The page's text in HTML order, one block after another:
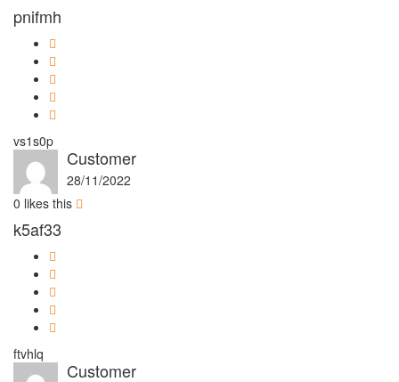
pnifmh
vs1s0p
Customer
28/11/2022
0 likes this
k5af33
ftvhlq
Customer